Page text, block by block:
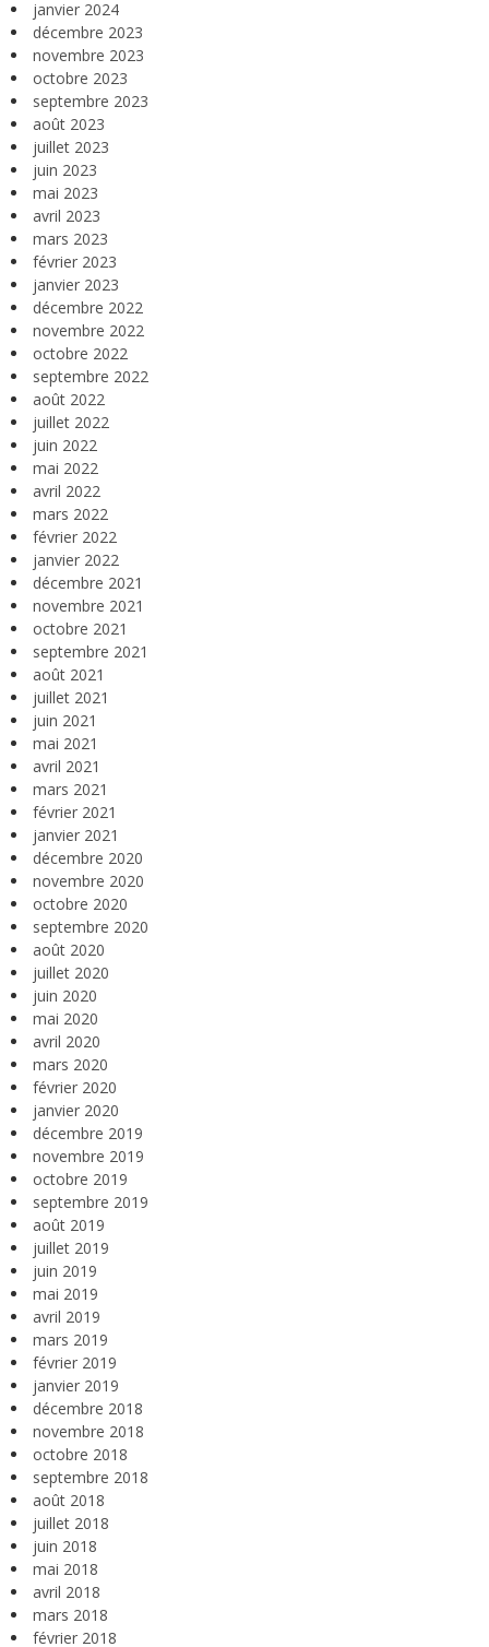
janvier 2024
décembre 2023
novembre 2023
octobre 2023
septembre 2023
août 2023
juillet 2023
juin 2023
mai 2023
avril 2023
mars 2023
février 2023
janvier 2023
décembre 2022
novembre 2022
octobre 2022
septembre 2022
août 2022
juillet 2022
juin 2022
mai 2022
avril 2022
mars 2022
février 2022
janvier 2022
décembre 2021
novembre 2021
octobre 2021
septembre 2021
août 2021
juillet 2021
juin 2021
mai 2021
avril 2021
mars 2021
février 2021
janvier 2021
décembre 2020
novembre 2020
octobre 2020
septembre 2020
août 2020
juillet 2020
juin 2020
mai 2020
avril 2020
mars 2020
février 2020
janvier 2020
décembre 2019
novembre 2019
octobre 2019
septembre 2019
août 2019
juillet 2019
juin 2019
mai 2019
avril 2019
mars 2019
février 2019
janvier 2019
décembre 2018
novembre 2018
octobre 2018
septembre 2018
août 2018
juillet 2018
juin 2018
mai 2018
avril 2018
mars 2018
février 2018